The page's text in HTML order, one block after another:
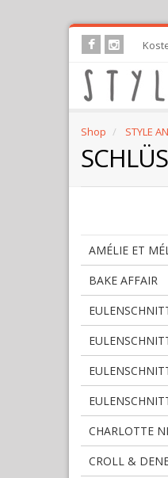
Skip
main
content
Shop STYLE
AMÉLIE ET
BAKE AFFAIR
CHARLOTTE
CROLL &